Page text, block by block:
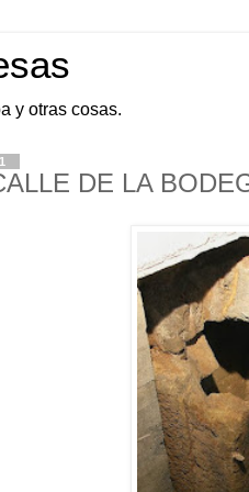
y otras cosas.
DE LA